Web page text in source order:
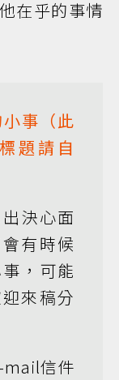
在乎的事情
事（此
題請自
決心面
有時候
，可能
來稿分
mail信件